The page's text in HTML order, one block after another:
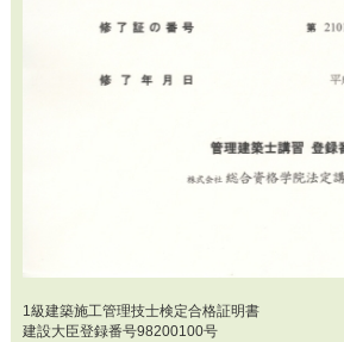
1級建築施工管理技士検定合格証明書
建設大臣登録番号98200100号